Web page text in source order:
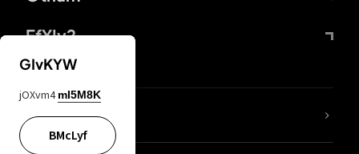
FfYIy2
Lj7sBL
GIvKYW
jOXvm4 mI5M8K
BMcLyf